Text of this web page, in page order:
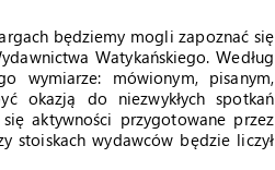
będziemy mogli zapoznać się
Watykańskiego. Według
wymiarze: mówionym, pisanym,
okazją do niezwykłych spotkań
aktywności przygotowane przez
stoiskach wydawców będzie liczył